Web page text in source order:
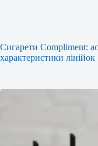
Сигарети Compliment:
характеристики лінійок